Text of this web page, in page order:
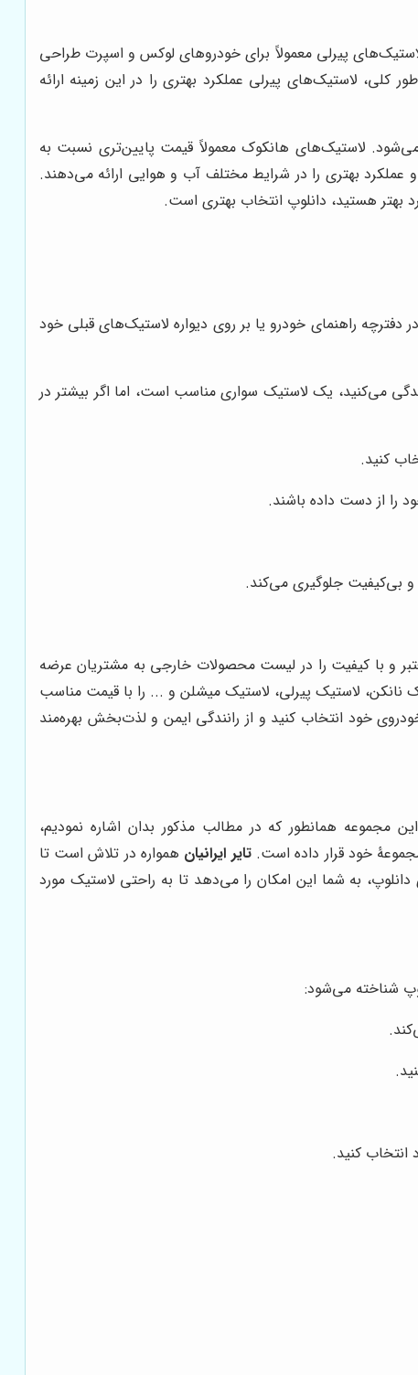
پیرلی معمولاً برای خودروهای لوکس و اسپرت طراحی
لاستیک‌های پیرلی عملکرد بهتری را در این زمینه ارائه
لاستیک‌های هانکوک معمولاً قیمت پایین‌تری نسبت به
عملکرد بهتری را در شرایط مختلف آب و هوایی ارائه می‌دهند.
بهتر هستید، دانلوپ انتخاب بهتری است.
راهنمای خودرو یا بر روی دیواره لاستیک‌های قبلی خود
می‌کنید، یک لاستیک سواری مناسب است، اما اگر بیشتر در
کنید.
را از دست داده باشند.
و بی‌کیفیت جلوگیری می‌کند.
و با کیفیت را در لیست محصولات خارجی به مشتریان عرضه
نانکن، لاستیک پیرلی، لاستیک میشلن و ... را با قیمت مناسب
خود انتخاب کنید و از رانندگی ایمن و لذت‌بخش بهره‌مند
مجموعه همانطور که در مطالب مذکور بدان اشاره نمودیم،
خود قرار داده است.تایر ایرانیان همواره در تلاش است تا
دانلوپ، به شما این امکان را می‌دهد تا به راحتی لاستیک مورد
شناخته می‌شود:
کنید.